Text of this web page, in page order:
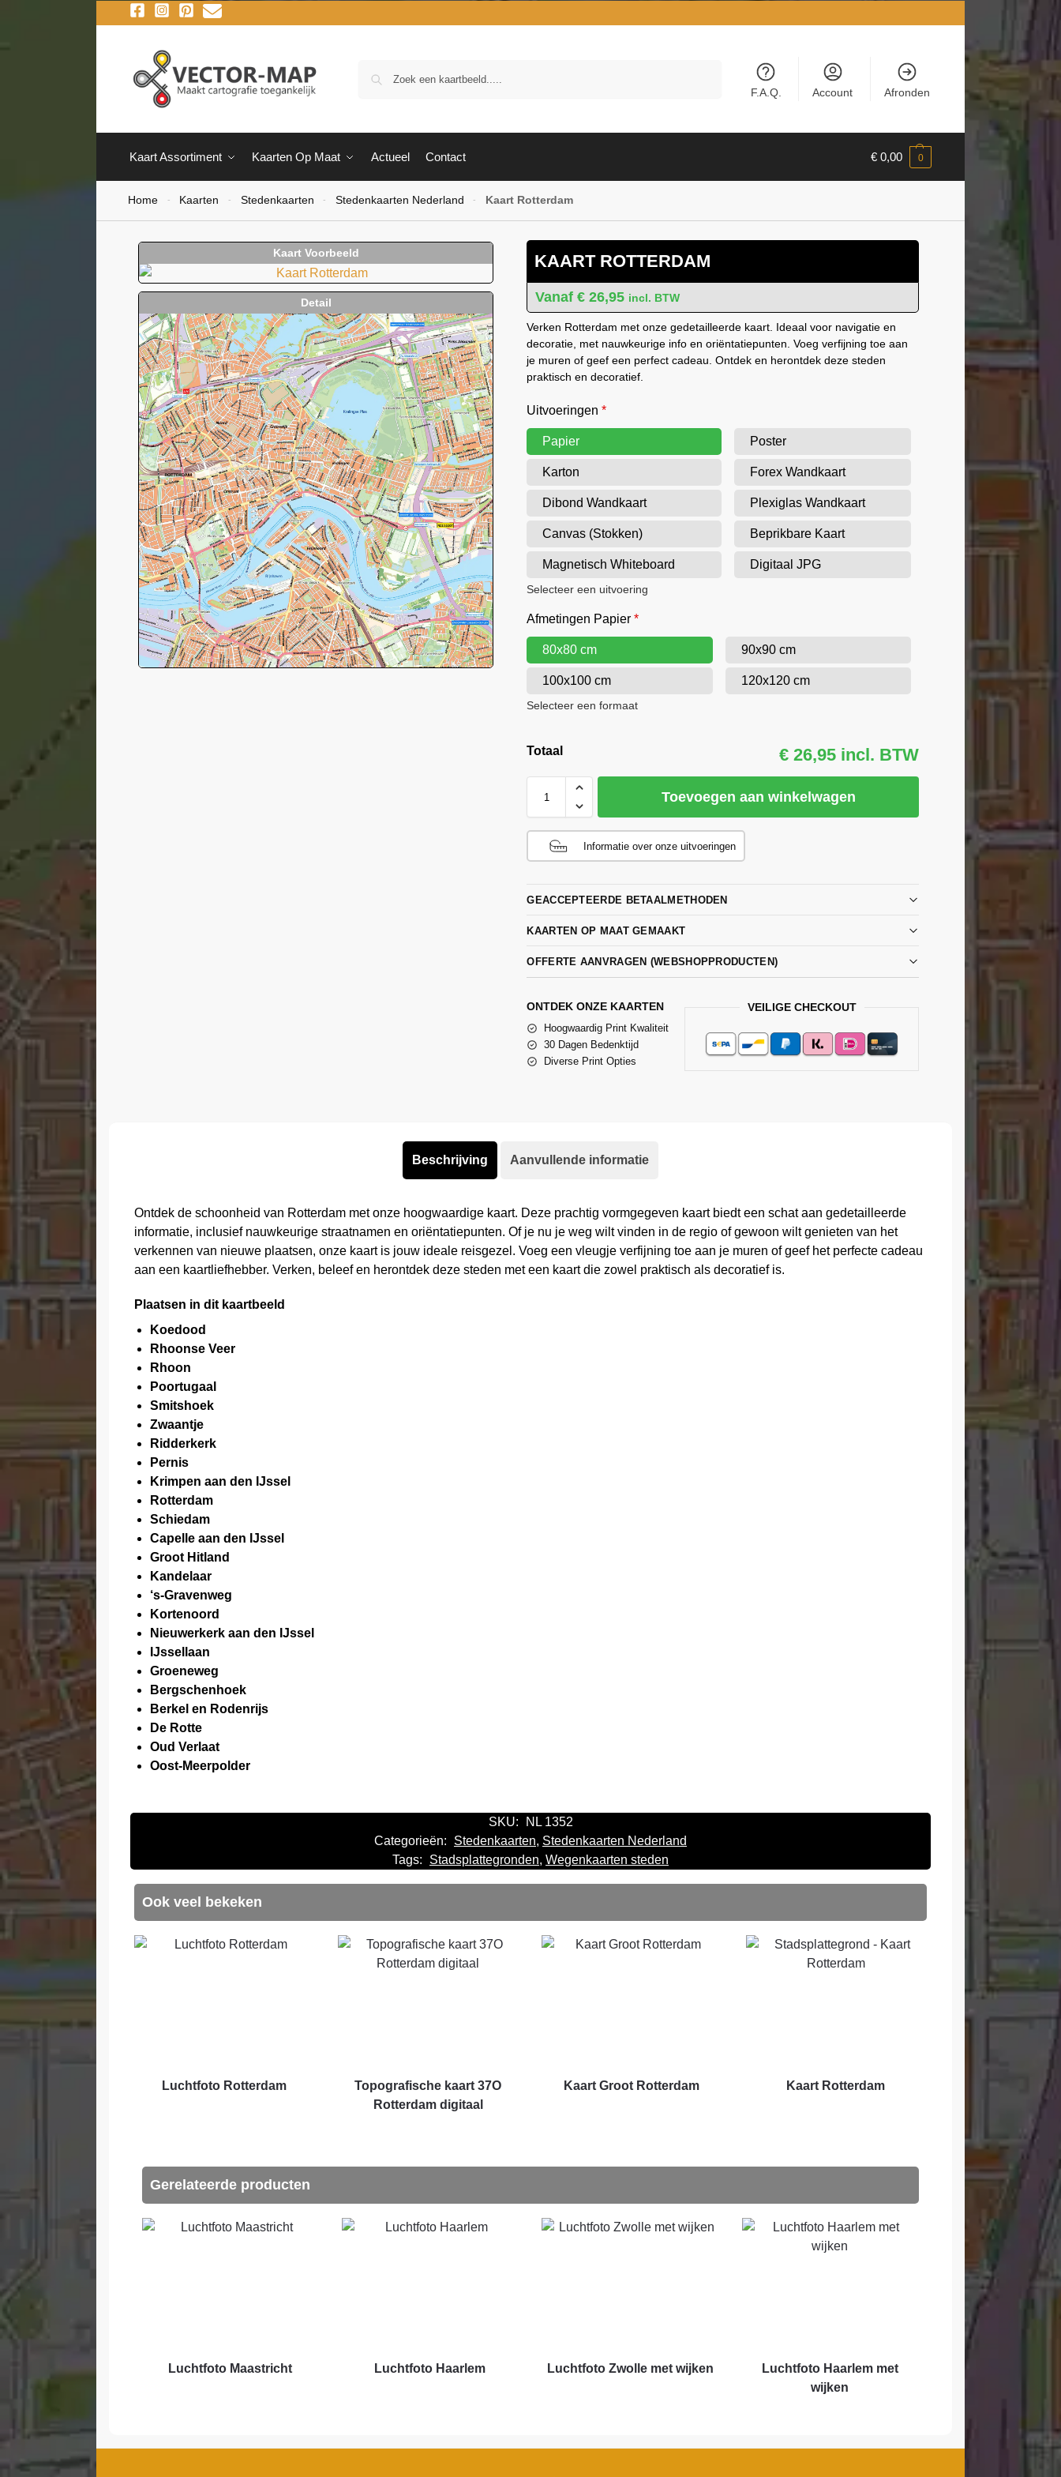
F.A.Q. Account Afronden
Kaart Assortiment Kaarten Op Maat Actueel Contact € 0,00 0
Home - Kaarten - Stedenkaarten - Stedenkaarten Nederland - Kaart Rotterdam
KAART ROTTERDAM
€ 26,95 incl. BTW
Verken Rotterdam met onze gedetailleerde kaart. Ideaal voor navigatie en
decoratie, met nauwkeurige info en oriëntatiepunten. Voeg verfijning toe aan
je muren of geef een perfect cadeau. Ontdek en herontdek deze steden
praktisch en decoratief.
Uitvoeringen *
Papier Poster
Karton Forex Wandkaart
Dibond Wandkaart Plexiglas Wandkaart
Canvas (Stokken) Beprikbare Kaart
Magnetisch Whiteboard Digitaal JPG
Selecteer een uitvoering
Afmetingen Papier *
80x80 cm 90x90 cm
100x100 cm 120x120 cm
Selecteer een formaat
Totaal € 26,95 incl. BTW
Toevoegen aan winkelwagen
Informatie over onze uitvoeringen
GEACCEPTEERDE BETAALMETHODEN
KAARTEN OP MAAT GEMAAKT
OFFERTE AANVRAGEN (WEBSHOPPRODUCTEN)
ONTDEK ONZE KAARTEN
Hoogwaardig Print Kwaliteit
30 Dagen Bedenktijd
Diverse Print Opties
VEILIGE CHECKOUT
Beschrijving Aanvullende informatie
Ontdek de schoonheid van Rotterdam met onze hoogwaardige kaart. Deze prachtig vormgegeven kaart biedt een schat aan gedetailleerde
informatie, inclusief nauwkeurige straatnamen en oriëntatiepunten. Of je nu je weg wilt vinden in de regio of gewoon wilt genieten van het
verkennen van nieuwe plaatsen, onze kaart is jouw ideale reisgezel. Voeg een vleugje verfijning toe aan je muren of geef het perfecte cadeau
aan een kaartliefhebber. Verken, beleef en herontdek deze steden met een kaart die zowel praktisch als decoratief is.
Plaatsen in dit kaartbeeld
Koedood
Rhoonse Veer
Rhoon
Poortugaal
Smitshoek
Zwaantje
Ridderkerk
Pernis
Krimpen aan den IJssel
Rotterdam
Schiedam
Capelle aan den IJssel
Groot Hitland
Kandelaar
‘s-Gravenweg
Kortenoord
Nieuwerkerk aan den IJssel
IJssellaan
Groeneweg
Bergschenhoek
Berkel en Rodenrijs
De Rotte
Oud Verlaat
Oost-Meerpolder
SKU:
NL 1352
Categorieën:
Stedenkaarten, Stedenkaarten Nederland
Tags:
Stadsplattegronden, Wegenkaarten steden
Ook veel bekeken
Luchtfoto Rotterdam
Topografische kaart 37O
Rotterdam digitaal
Kaart Groot Rotterdam Kaart Rotterdam
Gerelateerde producten
Luchtfoto Maastricht Luchtfoto Haarlem Luchtfoto Zwolle met wijken
Luchtfoto Haarlem met
wijken